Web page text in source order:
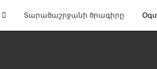
Տարածաշրջանի ծրագիրը